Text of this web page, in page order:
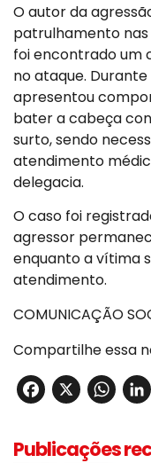
O autor da
patrulhamento nas
foi encontrado um
no ataque.
apresentou
bater a cabeça
surto, sendo
atendimento
delegacia.
O caso foi
agressor
enquanto a vítima
atendimento.
COMUNICAÇÃO
Compartilhe essa
X
Publicações